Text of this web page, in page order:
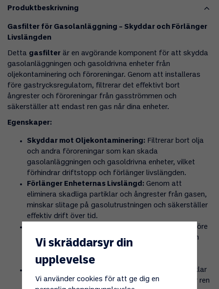
Produktbeskrivning
Gasfilter för Gasolanläggning – Skyddar och Förlänger
Livslängden
Detta gasfilter är en avgörande komponent för att skydda
gasolanläggningen och gasoldrivna enheter från
oljekontaminering och föroreningar. Genom att installeras
före gastrycksregulatorn, filtrerar det effektivt bort
ångrester och föroreningar från gasströmmen och
säkerställer att endast ren gas når dina enheter.
Egenskaper:
Skyddar mot Oljekontaminering: Filtrerar bort olja
och andra föroreningar som kan skada
gasolanläggningen och gasoldrivna enheter, vilket
förhindrar driftstopp och förlänger livslängden.
Förlänger Enheternas Livslängd: Genom att
eliminera skadliga partiklar och ångrester från gasen,
minskar slitage på gasolutrustningen och säkerställer
effektiv drift över tid.
Placeras före
gastrycksregulatorn för att ren gashantering redan
från början i systemet, vilket skyddar hela
anläggningen.
Avlägsnar ångrester och partiklar
från gasströmmen, vilket säkerställer att gasen är ren
Vi skräddarsyr din
upplevelse
Vi använder cookies för att ge dig en